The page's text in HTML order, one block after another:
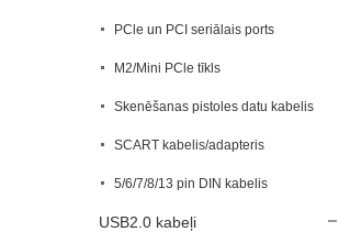
PCle un PCI seriālais ports
M2/Mini PCle tīkls
Skenēšanas pistoles datu kabelis
SCART kabelis/adapteris
5/6/7/8/13 pin DIN kabelis
USB2.0 kabeļi